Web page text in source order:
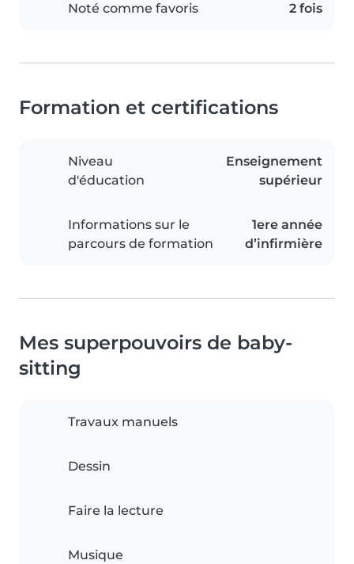
Noté comme favoris 2 fois
Formation et certifications
Niveau
d'éducation
Enseignement
supérieur
Informations sur le
parcours de formation
1ere année
d’infirmière
Mes superpouvoirs de baby-
sitting
Travaux manuels
Dessin
Faire la lecture
Musique